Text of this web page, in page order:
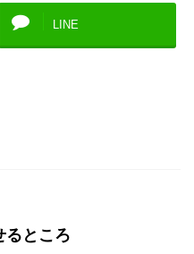
LINE
るところ